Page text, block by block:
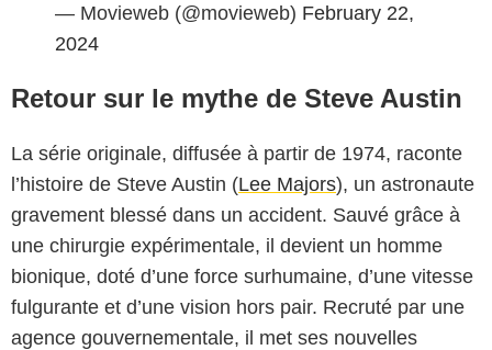
— Movieweb (@movieweb) February 22,
2024
Retour sur le mythe de Steve Austin
La série originale, diffusée à partir de 1974, raconte
l’histoire de Steve Austin (Lee Majors), un astronaute
gravement blessé dans un accident. Sauvé grâce à
une chirurgie expérimentale, il devient un homme
bionique, doté d’une force surhumaine, d’une vitesse
fulgurante et d’une vision hors pair. Recruté par une
agence gouvernementale, il met ses nouvelles